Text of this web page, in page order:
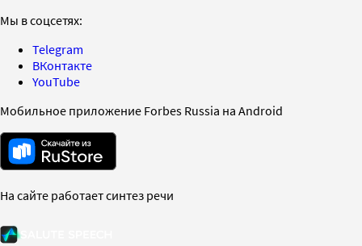
Мы в соцсетях:
Telegram
ВКонтакте
YouTube
Мобильное приложение Forbes Russia на Android
На сайте работает синтез речи